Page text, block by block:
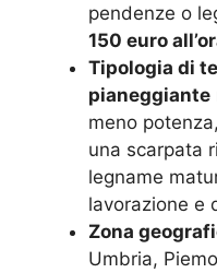
pendenze o
150 euro
Tipologia di
pianeggiante
meno
una scarpata
legname
lavorazione e
Zona
Umbria,